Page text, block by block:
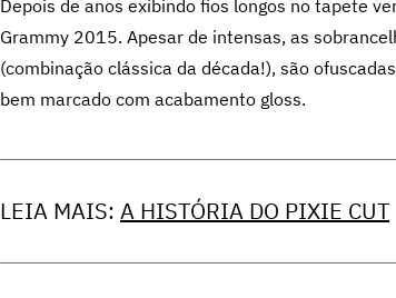
Depois de anos exibindo fios longos no tapete
Grammy 2015. Apesar de intensas, as
(combinação clássica da década!), são
bem marcado com acabamento gloss.
LEIA MAIS: A HISTÓRIA DO PIXIE CUT